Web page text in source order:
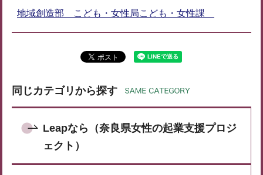
地域創造部 こども・女性局こども・女性課
同じカテゴリから探す
Leapなら（奈良県女性の起業支援プロジ
ェクト）